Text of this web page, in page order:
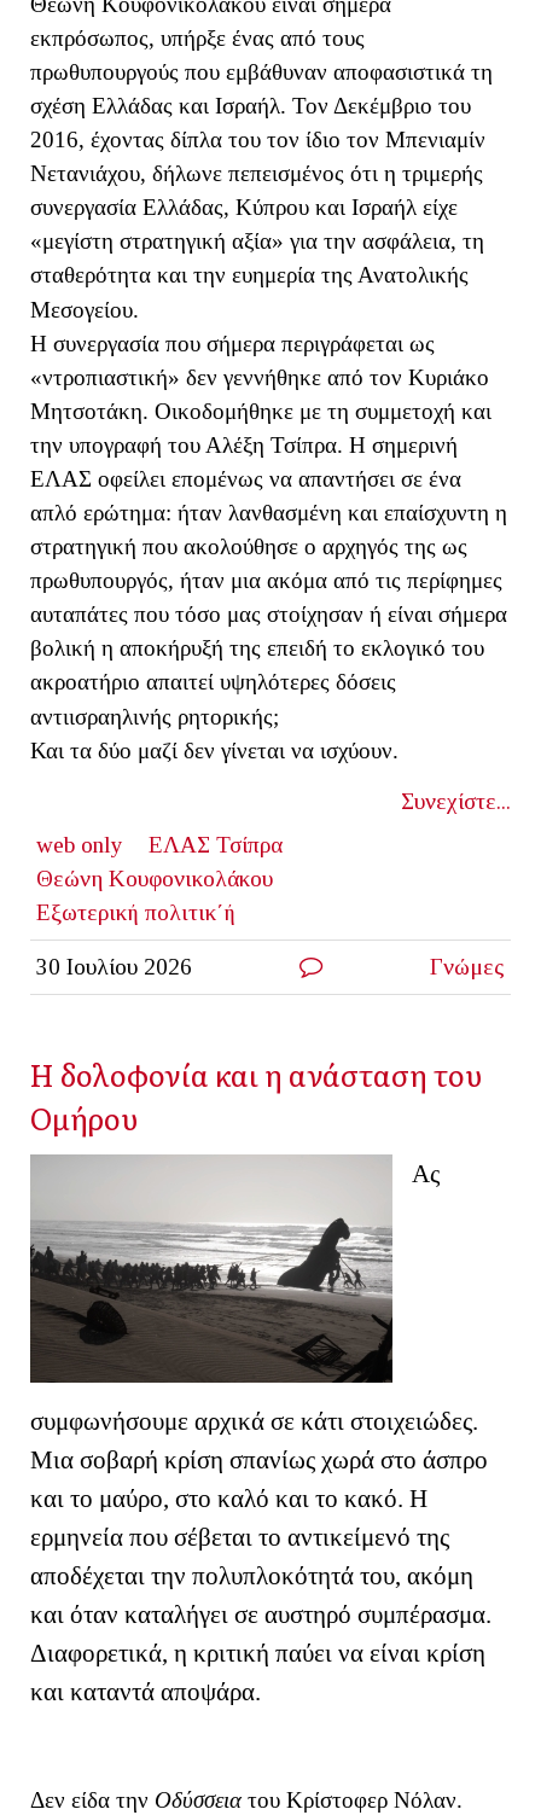
εκπρόσωπος, υπήρξε ένας από τους
πρωθυπουργούς που εμβάθυναν αποφασιστικά τη
σχέση Ελλάδας και Ισραήλ. Τον Δεκέμβριο του
2016, έχοντας δίπλα του τον ίδιο τον Μπενιαμίν
Νετανιάχου, δήλωνε πεπεισμένος ότι η τριμερής
συνεργασία Ελλάδας, Κύπρου και Ισραήλ είχε
«μεγίστη στρατηγική αξία» για την ασφάλεια, τη
σταθερότητα και την ευημερία της Ανατολικής
Μεσογείου.
Η συνεργασία που σήμερα περιγράφεται ως
«ντροπιαστική» δεν γεννήθηκε από τον Κυριάκο
Μητσοτάκη. Οικοδομήθηκε με τη συμμετοχή και
την υπογραφή του Αλέξη Τσίπρα. Η σημερινή
ΕΛΑΣ οφείλει επομένως να απαντήσει σε ένα
απλό ερώτημα: ήταν λανθασμένη και επαίσχυντη η
στρατηγική που ακολούθησε ο αρχηγός της ως
πρωθυπουργός, ήταν μια ακόμα από τις περίφημες
αυταπάτες που τόσο μας στοίχησαν ή είναι σήμερα
βολική η αποκήρυξή της επειδή το εκλογικό του
ακροατήριο απαιτεί υψηλότερες δόσεις
αντιισραηλινής ρητορικής;
Και τα δύο μαζί δεν γίνεται να ισχύουν.
Συνεχίστε...
web only
ΕΛΑΣ Τσίπρα
Θεώνη Κουφονικολάκου
Εξωτερική πολιτικ΄ή
30 Ιουλίου 2026 Γνώμες
Η δολοφονία και η ανάσταση του
Ομήρου
Ας
συμφωνήσουμε αρχικά σε κάτι στοιχειώδες.
Μια σοβαρή κρίση σπανίως χωρά στο άσπρο
και το μαύρο, στο καλό και το κακό. Η
ερμηνεία που σέβεται το αντικείμενό της
αποδέχεται την πολυπλοκότητά του, ακόμη
και όταν καταλήγει σε αυστηρό συμπέρασμα.
Διαφορετικά, η κριτική παύει να είναι κρίση
και καταντά αποψάρα.
Δεν είδα την Οδύσσειατου Κρίστοφερ Νόλαν.